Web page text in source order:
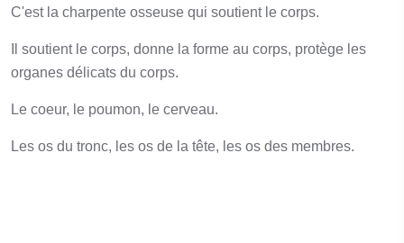
C'est la charpente osseuse qui soutient le corps.
Il soutient le corps, donne la forme au corps, protège les
organes délicats du corps.
Le coeur, le poumon, le cerveau.
Les os du tronc, les os de la tête, les os des membres.